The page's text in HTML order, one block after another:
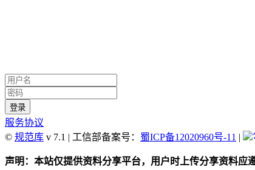
服务协议
© 规范库 v 7.1 | 工信部备案号： 蜀ICP备12020960号-11 |
声明：本站仅提供资料分享平台，用户时上传分享资料应